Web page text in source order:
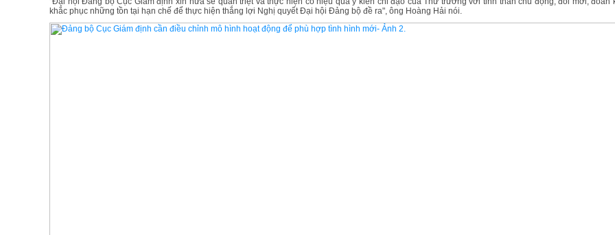
khắc phục những tồn tại hạn chế để thực hiện thắng lợi Nghị quyết Đại hội Đảng bộ đề ra", ông Hoàng Hải nói.